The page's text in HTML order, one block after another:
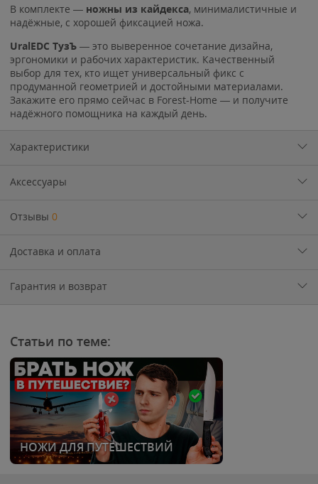
В комплекте — ножны из кайдекса, минималистичные и
надёжные, с хорошей фиксацией ножа.
UralEDC ТузЪ — это выверенное сочетание дизайна,
эргономики и рабочих характеристик. Качественный
выбор для тех, кто ищет универсальный фикс с
продуманной геометрией и достойными материалами.
Закажите его прямо сейчас в Forest-Home — и получите
надёжного помощника на каждый день.
Характеристики
Аксессуары
Отзывы 0
Доставка и оплата
Гарантия и возврат
Статьи по теме:
НОЖИ ДЛЯ ПУТЕШЕСТВИЙ